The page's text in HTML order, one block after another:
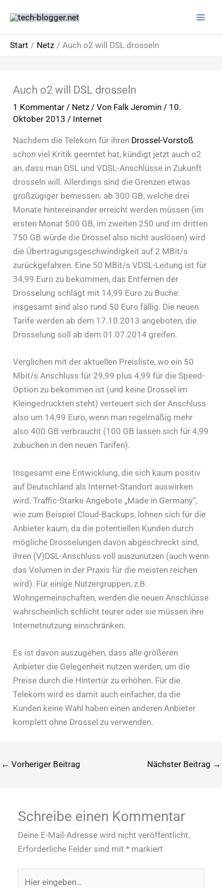
Inhalt
springen
Start
Netz Auch o2 will DSL drosseln
Auch o2 will DSL drosseln
1 Kommentar / Netz/ Von Falk Jeromin / 10.
Oktober 2013 / Internet
Nachdem die Telekom für ihren Drossel-Vorstoß
schon viel Kritik geerntet hat, kündigt jetzt auch o2
an, dass man DSL und VDSL-Anschlüsse in Zukunft
drosseln will. Allerdings sind die Grenzen etwas
großzügiger bemessen: ab 300 GB, welche drei
Monate hintereinander erreicht werden müssen (im
ersten Monat 500 GB, im zweiten 250 und im dritten
750 GB würde die Drossel also nicht auslösen) wird
die Übertragungsgeschwindigkeit auf 2 MBit/s
zurückgefahren. Eine 50 MBit/s VDSL-Leitung ist für
34,99 Euro zu bekommen, das Entfernen der
Drosselung schlägt mit 14,99 Euro zu Buche:
insgesamt sind also rund 50 Euro fällig. Die neuen
Tarife werden ab dem 17.10.2013 angeboten, die
Drosselung soll ab dem 01.07.2014 greifen.
Verglichen mit der aktuellen Preisliste, wo ein 50
Mbit/s Anschluss für 29,99 plus 4,99 für die Speed-
Option zu bekommen ist (und keine Drossel im
Kleingedruckten steht) verteuert sich der Anschluss
also um 14,99 Euro, wenn man regelmäßig mehr
also 400 GB verbraucht (100 GB lassen sich für 4,99
zubuchen in den neuen Tarifen).
Insgesamt eine Entwicklung, die sich kaum positiv
auf Deutschland als Internet-Standort auswirken
wird. Traffic-Starke Angebote „Made in Germany“,
wie zum Beispiel Cloud-Backups, lohnen sich für die
Anbieter kaum, da die potentiellen Kunden durch
mögliche Drosselungen davon abgeschreckt sind,
ihren (V)DSL-Anschluss voll auszunutzen (auch wenn
das Volumen in der Praxis für die meisten reichen
wird). Für einige Nutzergruppen, z.B.
Wohngemeinschaften, werden die neuen Anschlüsse
wahrscheinlich schlicht teurer oder sie müssen ihre
Internetnutzung einschränken.
Es ist davon auszugehen, dass alle größeren
Anbieter die Gelegenheit nutzen werden, um die
Preise durch die Hintertür zu erhöhen. Für die
Telekom wird es damit auch einfacher, da die
Kunden keine Wahl haben einen anderen Anbieter
komplett ohne Drossel zu verwenden.
← Vorheriger Beitrag Nächster Beitrag →
Schreibe einen Kommentar
Deine E-Mail-Adresse wird nicht veröffentlicht.
Erforderliche Felder sind mit* markiert